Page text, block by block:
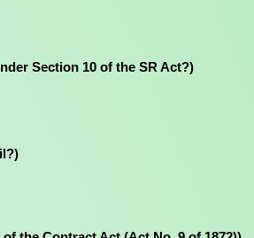
under Section 10 of the SR Act?)